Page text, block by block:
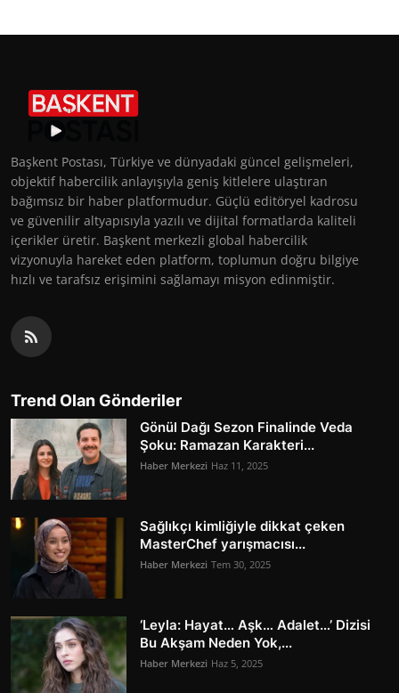
Başkent Postası, Türkiye ve dünyadaki güncel gelişmeleri,
objektif habercilik anlayışıyla geniş kitlelere ulaştıran
bağımsız bir haber platformudur. Güçlü editöryel kadrosu
ve güvenilir altyapısıyla yazılı ve dijital formatlarda kaliteli
içerikler üretir. Başkent merkezli global habercilik
vizyonuyla hareket eden platform, toplumun doğru bilgiye
hızlı ve tarafsız erişimini sağlamayı misyon edinmiştir.
Trend Olan Gönderiler
Gönül Dağı Sezon Finalinde Veda
Şoku: Ramazan Karakteri...
Haber Merkezi Haz 11, 2025
Sağlıkçı kimliğiyle dikkat çeken
MasterChef yarışmacısı...
Haber Merkezi Tem 30, 2025
‘Leyla: Hayat… Aşk… Adalet…’ Dizisi
Bu Akşam Neden Yok,...
Haber Merkezi Haz 5, 2025